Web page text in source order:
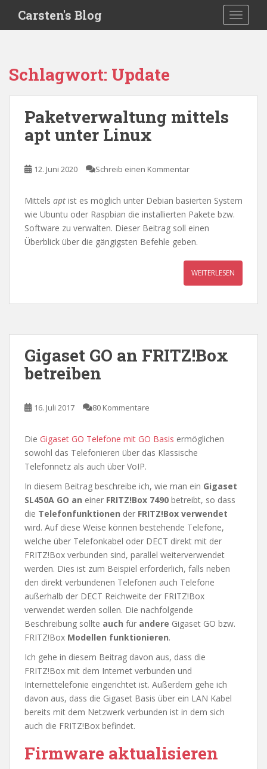
i
Carsten's Blog
Schlagwort: Update
Paketverwaltung mittels
apt unter Linux
12. Juni 2020 Schreib einen Kommentar
Mittels apt ist es möglich unter Debian basierten System
wie Ubuntu oder Raspbian die installierten Pakete bzw.
Software zu verwalten. Dieser Beitrag soll einen
Überblick über die gängigsten Befehle geben.
WEITERLESEN
Gigaset GO an FRITZ!Box
betreiben
16. Juli 2017 80 Kommentare
Die Gigaset GO Telefone mit GO Basis ermöglichen
sowohl das Telefonieren über das Klassische
Telefonnetz als auch über VoIP.
In diesem Beitrag beschreibe ich, wie man ein Gigaset
SL450A GO an einer FRITZ!Box 7490 betreibt, so dass
die Telefonfunktionen der FRITZ!Box verwendet
wird. Auf diese Weise können bestehende Telefone,
welche über Telefonkabel oder DECT direkt mit der
FRITZ!Box verbunden sind, parallel weiterverwendet
werden. Dies ist zum Beispiel erforderlich, falls neben
den direkt verbundenen Telefonen auch Telefone
außerhalb der DECT Reichweite der FRITZ!Box
verwendet werden sollen. Die nachfolgende
Beschreibung sollte auch für andere Gigaset GO bzw.
FRITZ!Box Modellen funktionieren.
Ich gehe in diesem Beitrag davon aus, dass die
FRITZ!Box mit dem Internet verbunden und
Internettelefonie eingerichtet ist. Außerdem gehe ich
davon aus, dass die Gigaset Basis über ein LAN Kabel
bereits mit dem Netzwerk verbunden ist in dem sich
auch die FRITZ!Box befindet.
Firmware aktualisieren